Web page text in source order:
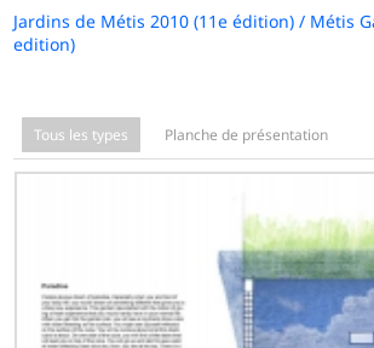
Jardins de Métis 2010 (11e édition) / Métis
edition)
Tous les types Planche de présentation